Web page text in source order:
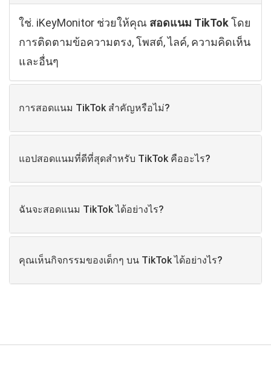
ใช่. iKeyMonitor ช่วยให้คุณ สอดแนม TikTokโดย
การติดตามข้อความตรง, โพสต์, ไลค์, ความคิดเห็น
และอื่นๆ
การสอดแนม TikTok สำคัญหรือไม่?
แอปสอดแนมที่ดีที่สุดสำหรับ TikTok คืออะไร?
ฉันจะสอดแนม TikTok ได้อย่างไร?
คุณเห็นกิจกรรมของเด็กๆ บน TikTok ได้อย่างไร?